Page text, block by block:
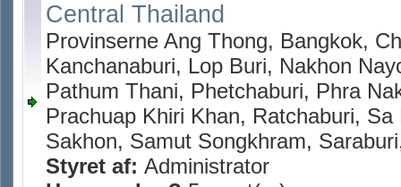
Central Thailand
Provinserne Ang Thong, Bangkok,
Kanchanaburi, Lop Buri, Nakhon
Pathum Thani, Phetchaburi, Phra
Prachuap Khiri Khan, Ratchaburi,
Sakhon, Samut Songkhram,
Styret af: Administrator